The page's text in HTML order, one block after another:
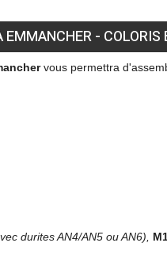
- COLORIS
vous permettra
durites AN4/AN5 ou AN6),